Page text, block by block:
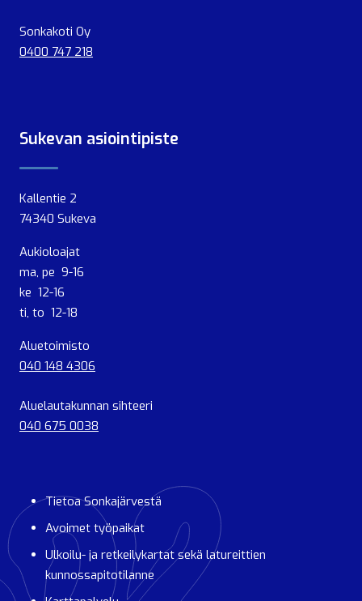
Sonkakoti Oy
0400 747 218
Sukevan asiointipiste
Kallentie 2
74340 Sukeva
Aukioloajat
ma, pe 9-16
ke 12-16
ti, to 12-18
Aluetoimisto
040 148 4306
Aluelautakunnan sihteeri
040 675 0038
Tietoa Sonkajärvestä
Avoimet työpaikat
Ulkoilu- ja retkeilykartat sekä latureittien
kunnossapitotilanne